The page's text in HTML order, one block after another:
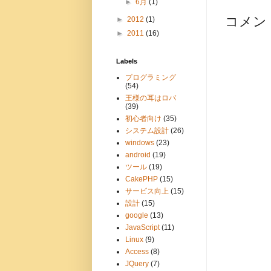
コメン
►6月(1)
► 2012 (1)
► 2011 (16)
Labels
プログラミング
(54)
王様の耳はロバ
(39)
初心者向け (35)
システム設計 (26)
windows (23)
android (19)
ツール (19)
CakePHP (15)
サービス向上 (15)
設計 (15)
google (13)
JavaScript (11)
Linux (9)
Access (8)
JQuery (7)